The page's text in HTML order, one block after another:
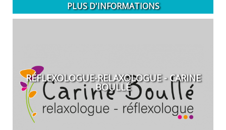
PLUS D'INFORMATIONS
RÉFLEXOLOGUE-RELAXOLOGUE - CARINE
BOULLÉ